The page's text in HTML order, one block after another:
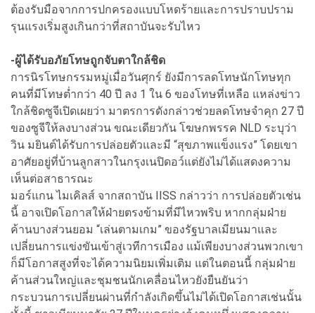
ต้องรับมือจากการปกครองแบบโหดร้ายและการปราบปราม
รุนแรงเริ่มสูงเกินกว่าที่สถาบันจะรับไหว
-ผู้ได้รับอภัยโทษถูกจับตาใกล้ชิด
การนิรโทษกรรมหมู่เมื่อวันศุกร์ ยังมีการลดโทษนักโทษทุก
คนที่มีโทษต่ำกว่า 40 ปี ลง 1 ใน 6 ของโทษที่เหลือ แหล่งข่าว
ใกล้ชิดซูจีเปิดเผยว่า มาตรการดังกล่าวช่วยลดโทษจำคุก 27 ปี
ของซูจีให้ลงบางส่วน ขณะเดียวกัน โฆษกพรรค NLD ระบุว่า
วิน มยินต์ได้รับการปล่อยตัวและมี “สุขภาพแข็งแรง” โดยเขา
อาศัยอยู่ที่บ้านลูกสาวในกรุงเนปิดอว์แต่ยังไม่ได้แสดงความ
เห็นต่อสาธารณะ
มอร์แกน ไมเคิลส์ จากสถาบัน IISS กล่าวว่า การปล่อยตัวเช่น
นี้ อาจเปิดโอกาสให้ฝ่ายตรงข้ามที่มีไหวพริบ หากกลุ่มฝ่าย
ค้านบางส่วนยอม “เล่นตามเกม” ของรัฐบาลเมียนมาและ
เปลี่ยนการแข่งขันเข้าสู่เวทีการเมือง แม้เพียงบางส่วนพวกเขา
ก็มีโอกาสสูงที่จะได้ความนิยมเพิ่มเติม แต่ในตอนนี้ กลุ่มฝ่าย
ค้านส่วนใหญ่และชุมชนนักเคลื่อนไหวยังยืนยันว่า
กระบวนการเปลี่ยนผ่านที่กำลังเกิดขึ้นไม่ได้เปิดโอกาสเช่นนั้น